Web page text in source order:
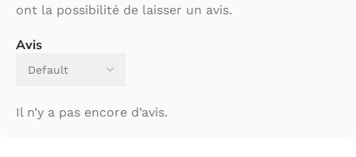
Avis
Il n’y a pas encore d’avis.
ont la possibilité de laisser un avis.